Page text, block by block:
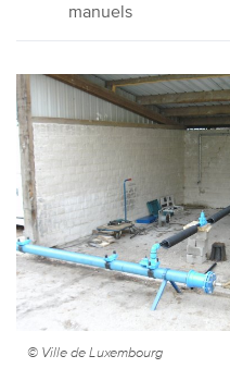
manuels
© Ville de Luxembourg